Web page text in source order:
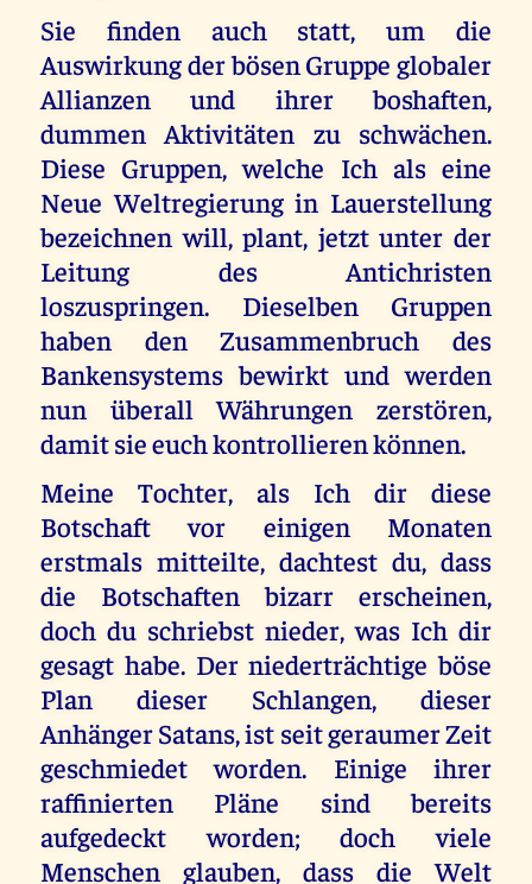
Sie finden auch statt, um die
Auswirkung der bösen Gruppe globaler
Allianzen und ihrer boshaften,
dummen Aktivitäten zu schwächen.
Diese Gruppen, welche Ich als eine
Neue Weltregierung in Lauerstellung
bezeichnen will, plant, jetzt unter der
Leitung des Antichristen
loszuspringen. Dieselben Gruppen
haben den Zusammenbruch des
Bankensystems bewirkt und werden
nun überall Währungen zerstören,
damit sie euch kontrollieren können.
Meine Tochter, als Ich dir diese
Botschaft vor einigen Monaten
erstmals mitteilte, dachtest du, dass
die Botschaften bizarr erscheinen,
doch du schriebst nieder, was Ich dir
gesagt habe. Der niederträchtige böse
Plan dieser Schlangen, dieser
Anhänger Satans, ist seit geraumer Zeit
geschmiedet worden. Einige ihrer
raffinierten Pläne sind bereits
aufgedeckt worden; doch viele
Menschen glauben, dass die Welt